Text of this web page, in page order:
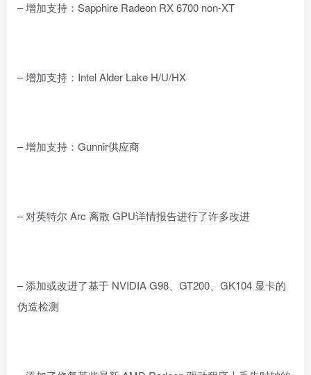
– 增加支持：Sapphire Radeon RX 6700 non-XT
– 增加支持：Intel Alder Lake H/U/HX
– 增加支持：Gunnir供应商
– 对英特尔 Arc 离散 GPU详情报告进行了许多改进
– 添加或改进了基于 NVIDIA G98、GT200、GK104 显卡的
伪造检测